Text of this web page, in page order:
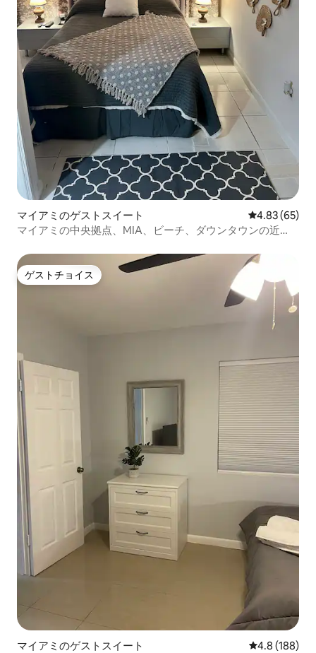
マイアミのゲストスイート レビュー65
4.83 (65)
マイアミの中央拠点、MIA、ビーチ、ダウンタウンの近
ゲストチョイス
ゲストチョイス
マイアミのゲストスイート レビュー188
4.8 (188)